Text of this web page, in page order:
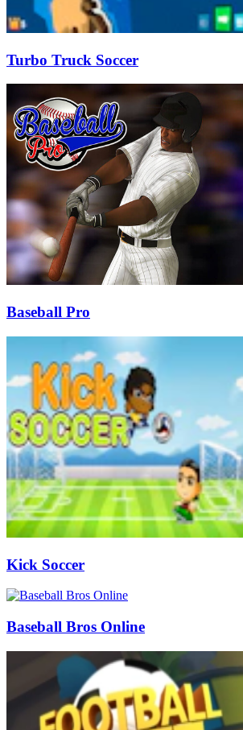
Turbo Truck Soccer
Baseball Pro
Kick Soccer
Baseball Bros Online